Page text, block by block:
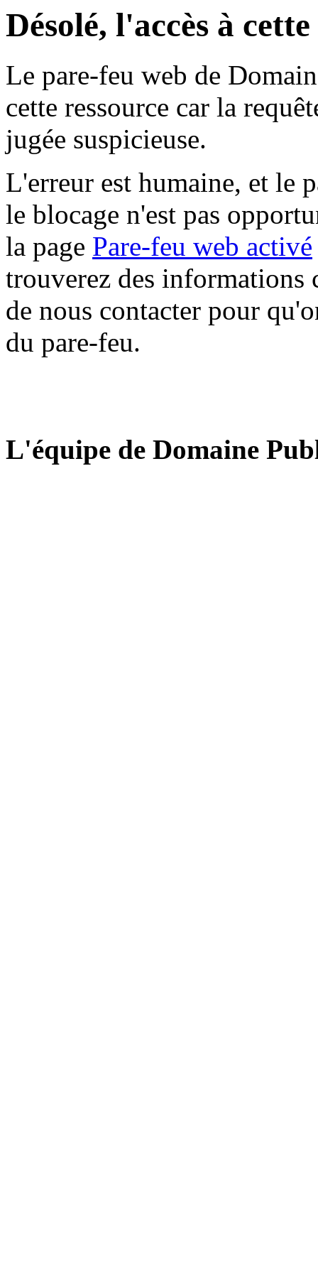
Désolé, l'accès à
Le pare-feu web de
cette ressource car la
jugée suspicieuse.
L'erreur est humaine, et le
le blocage n'est pas
la page Pare-feu web activé
trouverez des informations
de nous contacter pour
du pare-feu.
L'équipe de Domaine